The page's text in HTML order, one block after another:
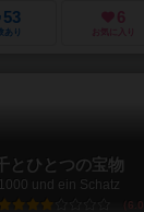
53
あり
6
お気に入り
とひとつの宝物
1000 und ein Schatz
6.0